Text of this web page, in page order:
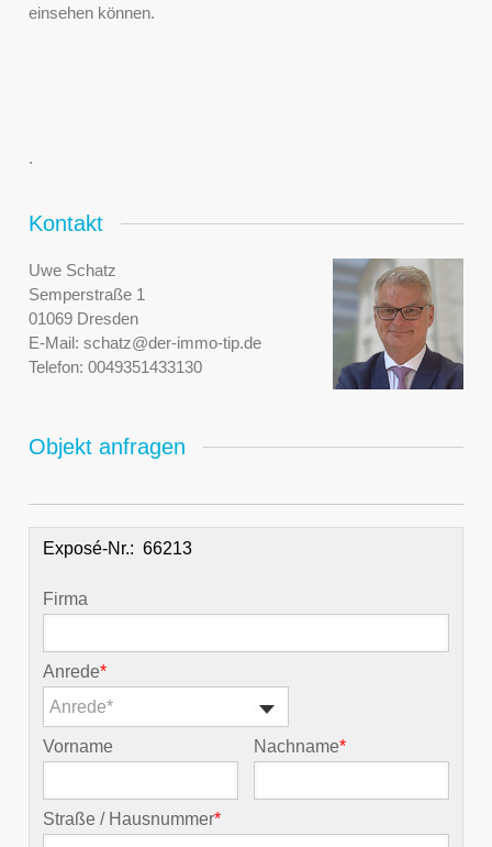
einsehen können.
.
Kontakt
Uwe Schatz
Semperstraße 1
01069 Dresden
E-Mail: schatz@der-immo-tip.de
Telefon: 0049351433130
Objekt anfragen
Exposé-Nr.:
Firma
Anrede*
Anrede*
Vorname Nachname*
Straße / Hausnummer*